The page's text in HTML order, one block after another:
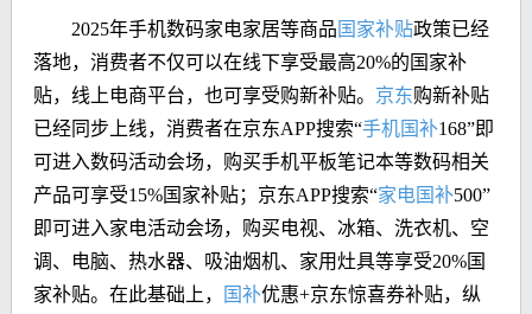
2025年手机数码家电家居等商品 国家补贴政策已经
落地，消费者不仅可以在线下享受最高20%的国家补
贴，线上电商平台，也可享受购新补贴。 京东购新补贴
已经同步上线，消费者在京东APP搜索“手机国补168”即
可进入数码活动会场，购买手机平板笔记本等数码相关
产品可享受15%国家补贴； 京东APP搜索“家电国补500”
即可进入家电活动会场， 购买电视、冰箱、洗衣机、空
调、电脑、热水器、吸油烟机、家用灶具等享受20%国
家补贴。在此基础上， 国补优惠+京东惊喜券补贴，纵